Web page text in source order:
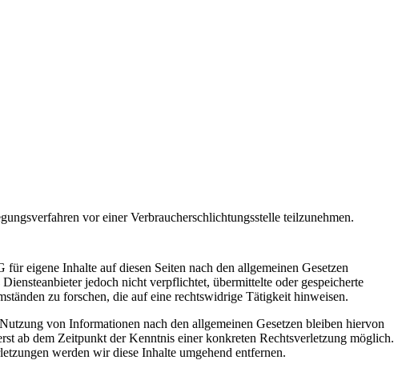
vor einer Verbraucherschlichtungsstelle teilzunehmen.
eigene Inhalte auf diesen Seiten nach den allgemeinen Gesetzen
jedoch nicht verpflichtet, übermittelte oder gespeicherte
zu forschen, die auf eine rechtswidrige Tätigkeit hinweisen.
von Informationen nach den allgemeinen Gesetzen bleiben hiervon
ab dem Zeitpunkt der Kenntnis einer konkreten Rechtsverletzung möglich.
werden wir diese Inhalte umgehend entfernen.